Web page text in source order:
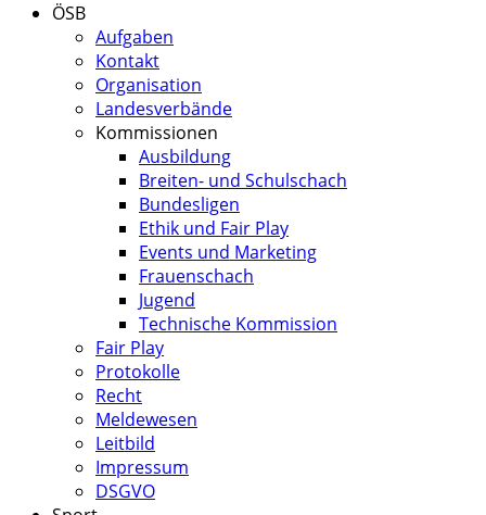
ÖSB
Aufgaben
Kontakt
Organisation
Landesverbände
Kommissionen
Ausbildung
Breiten- und Schulschach
Bundesligen
Ethik und Fair Play
Events und Marketing
Frauenschach
Jugend
Technische Kommission
Fair Play
Protokolle
Recht
Meldewesen
Leitbild
Impressum
DSGVO